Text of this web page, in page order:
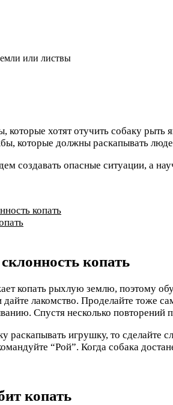
или листвы
которые хотят отучить собаку
которые должны раскапывать
создавать опасные ситуации, а
копать
копать
копать рыхлую землю, поэтому
лакомство. Проделайте тоже
Спустя несколько повторений
раскапывать игрушку, то
“Рой”. Когда собака
копать